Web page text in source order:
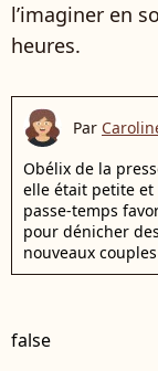
l’imaginer en
heures.
Par
Obélix de la
elle était petite et
passe-temps
pour dénicher
nouveaux
false